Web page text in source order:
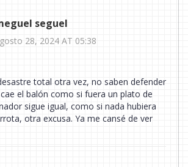
seguel
28, 2024 AT 05:38
total otra vez, no saben defender
el balón como si fuera un plato de
sigue igual, como si nada hubiera
otra excusa. Ya me cansé de ver